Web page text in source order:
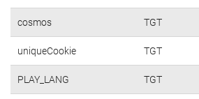
cosmos TGT
uniqueCookie TGT
PLAY_LANG TGT